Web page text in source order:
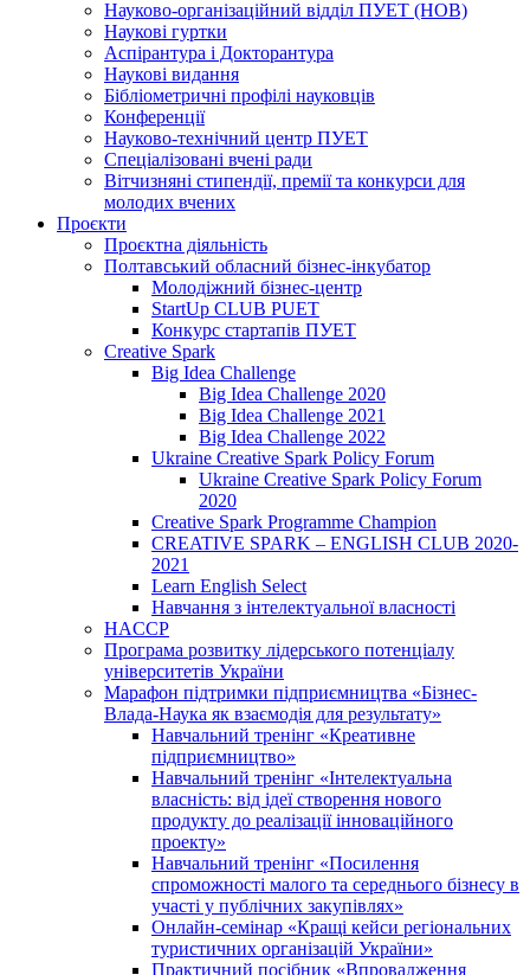
Науково-організаційний відділ ПУЕТ (НОВ)
Наукові гуртки
Аспірантура і Докторантура
Наукові видання
Бібліометричні профілі науковців
Конференції
Науково-технічний центр ПУЕТ
Спеціалізовані вчені ради
Вітчизняні стипендії, премії та конкурси для
молодих вчених
Проєкти
Проєктна діяльність
Полтавський обласний бізнес-інкубатор
Молодіжний бізнес-центр
StartUp CLUB PUET
Конкурс стартапів ПУЕТ
Creative Spark
Big Idea Challenge
Big Idea Challenge 2020
Big Idea Challenge 2021
Big Idea Challenge 2022
Ukraine Creative Spark Policy Forum
Ukraine Creative Spark Policy Forum
2020
Creative Spark Programme Champion
CREATIVE SPARK – ENGLISH CLUB 2020-
2021
Learn English Select
Навчання з інтелектуальної власності
HACCP
Програма розвитку лідерського потенціалу
університетів України
Марафон підтримки підприємництва «Бізнес-
Влада-Наука як взаємодія для результату»
Навчальний тренінг «Креативне
підприємництво»
Навчальний тренінг «Інтелектуальна
власність: від ідеї створення нового
продукту до реалізації інноваційного
проекту»
Навчальний тренінг «Посилення
спроможності малого та середнього бізнесу в
участі у публічних закупівлях»
Онлайн-семінар «Кращі кейси регіональних
туристичних організацій України»
Практичний посібник «Впровадження